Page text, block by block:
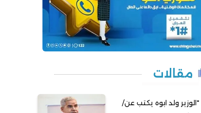
مقالات
"الوزير ولد ابوه يكتب عن/